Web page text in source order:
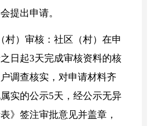
提出申请。
村）审核：社区（村）在申
日起3天完成审核资料的核
调查核实，对申请材料齐
实的公示5天，经公示无异
》签注审批意见并盖章，